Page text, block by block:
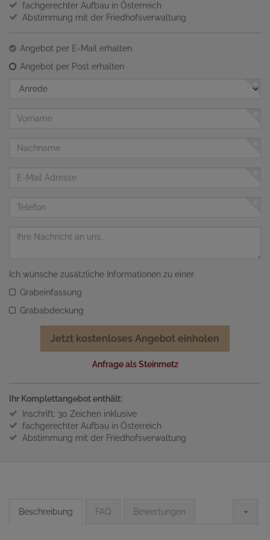
fachgerechter Aufbau in Österreich
Abstimmung mit der Friedhofsverwaltung
Angebot per E-Mail erhalten
Angebot per Post erhalten
Anrede
Vorname
Nachname
Telefon
Nachricht
Ich wünsche zusätzliche Informationen zu einer
Grabeinfassung
Grababdeckung
Jetzt kostenloses Angebot einholen
Anfrage als Steinmetz
Ihr Komplettangebot enthält:
Inschrift: 30 Zeichen inklusive
fachgerechter Aufbau in Österreich
Abstimmung mit der Friedhofsverwaltung
Beschreibung FAQ Bewertungen